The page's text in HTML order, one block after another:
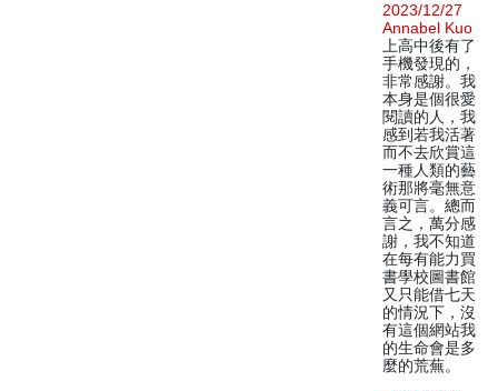
2023/12/27
Annabel Kuo
上高中後有了
手機發現的，
非常感謝。我
本身是個很愛
閱讀的人，我
感到若我活著
而不去欣賞這
一種人類的藝
術那將毫無意
義可言。總而
言之，萬分感
謝，我不知道
在每有能力買
書學校圖書館
又只能借七天
的情況下，沒
有這個網站我
的生命會是多
麼的荒蕪。